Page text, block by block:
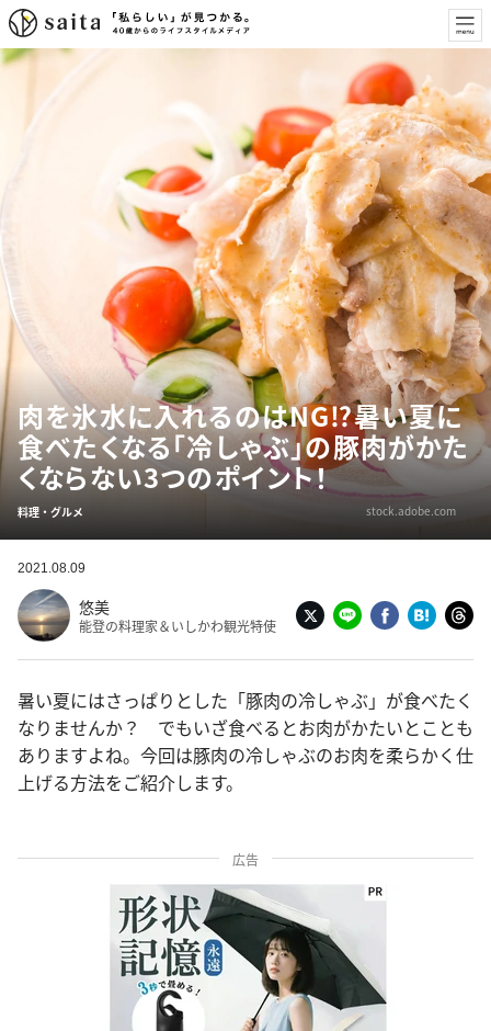
肉を氷水に入れるのはNG⁉︎暑い夏に
食べたくなる「冷しゃぶ」の豚肉がかた
くならない3つのポイント！
料理・グルメ stock.adobe.com
2021.08.09
悠美
能登の料理家＆いしかわ観光特使
暑い夏にはさっぱりとした「豚肉の冷しゃぶ」が食べたく
なりませんか？ でもいざ食べるとお肉がかたいとことも
ありますよね。今回は豚肉の冷しゃぶのお肉を柔らかく仕
上げる方法をご紹介します。
広告